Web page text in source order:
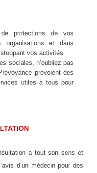
protections de vos
organisations et dans
vos activités.
sociales, n’oubliez pas
prévoient des
utiles à tous pour
a tout son sens et
d’un médecin pour des